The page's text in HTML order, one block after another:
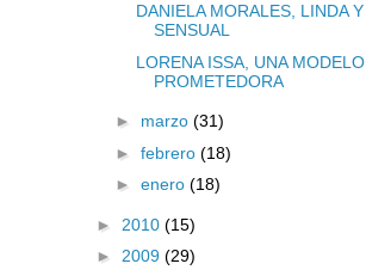
DANIELA MORALES, LINDA Y
SENSUAL
LORENA ISSA, UNA MODELO
PROMETEDORA
► marzo(31)
►febrero(18)
►enero(18)
► 2010 (15)
► 2009 (29)